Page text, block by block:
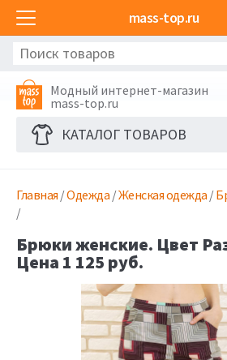
mass-top.ru
Модный интернет-магазин
mass-top.ru
КАТАЛОГ ТОВАРОВ
Главная /Одежда /Женская одежда /
/
Брюки женские. Цвет
Цена 1 125 руб.